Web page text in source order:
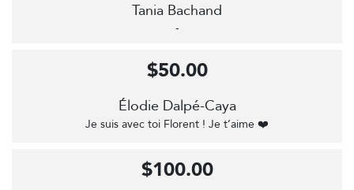
Tania Bachand
-
Élodie Dalpé-Caya
Je suis avec toi Florent ! Je t’aime ❤️
$50.00
$100.00